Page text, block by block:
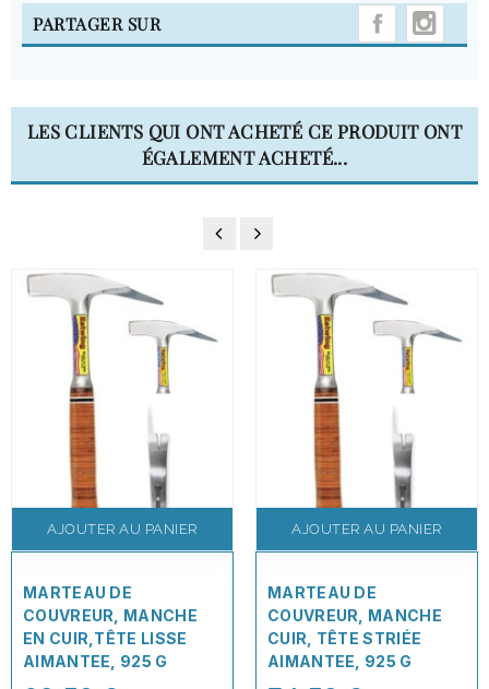
PARTAGER SUR
LES CLIENTS QUI ONT ACHETÉ CE PRODUIT ONT
ÉGALEMENT ACHETÉ...
AJOUTER AU PANIER
MARTEAU DE
COUVREUR, MANCHE
EN CUIR,TÊTE LISSE
AIMANTEE, 925 G
AJOUTER AU PANIER
MARTEAU DE
COUVREUR, MANCHE
CUIR, TÊTE STRIÉE
AIMANTEE, 925 G